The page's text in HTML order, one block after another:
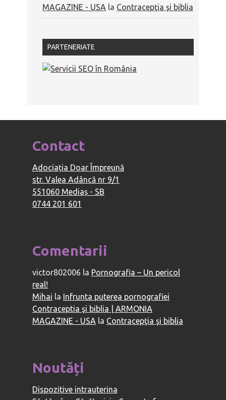
MAGAZINE - USA la Contracepţia şi biblia
PARTENERIATE
Contact
Adociația Doar Împreună
str. Valea Adâncă nr 9/1
551060 Mediaș - SB
0744 201 601
Comentarii
victor802006 la Pornografia – Un pericol
real!
Mihai la Infrunta puterea pornografiei
Contraceptia şi biblia | ARMONIA
MAGAZINE - USA la Contracepţia şi biblia
Noutăți
Dispozitive intrauterina